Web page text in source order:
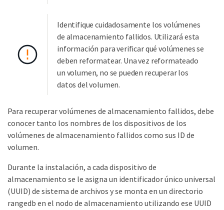
Identifique cuidadosamente los volúmenes
de almacenamiento fallidos. Utilizará esta
información para verificar qué volúmenes se
deben reformatear. Una vez reformateado
un volumen, no se pueden recuperar los
datos del volumen.
Para recuperar volúmenes de almacenamiento fallidos, debe
conocer tanto los nombres de los dispositivos de los
volúmenes de almacenamiento fallidos como sus ID de
volumen.
Durante la instalación, a cada dispositivo de
almacenamiento se le asigna un identificador único universal
(UUID) de sistema de archivos y se monta en un directorio
rangedb en el nodo de almacenamiento utilizando ese UUID